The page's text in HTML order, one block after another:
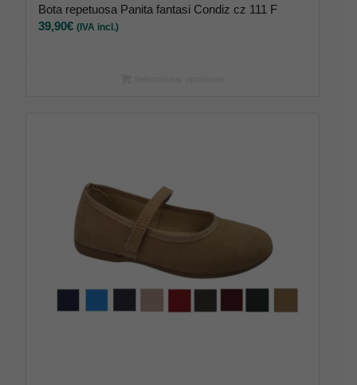
Bota repetuosa Panita fantasi Condiz cz 111 F
39,90€ (IVA incl.)